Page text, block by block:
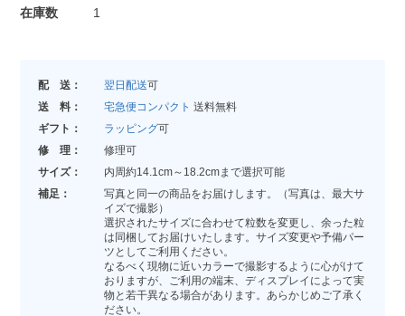
在庫数
1
配 送： 翌日配送可
送 料：
宅急便コンパクト 送料無料
ギフト：
ラッピング可
修 理：
修理可
サイズ：
内周約14.1cm～18.2cmまで選択可能
補足：
写真と同一の商品をお届けします。（写真は、最大サ
イズで撮影）
選択されたサイズに合わせて粒数を変更し、余った粒
は同梱してお届けいたします。サイズ変更や予備パー
ツとしてご利用ください。
なるべく現物に近いカラーで撮影するように心がけて
おりますが、ご利用の端末、ディスプレイによって実
物と若干異なる場合があります。あらかじめご了承く
ださい。